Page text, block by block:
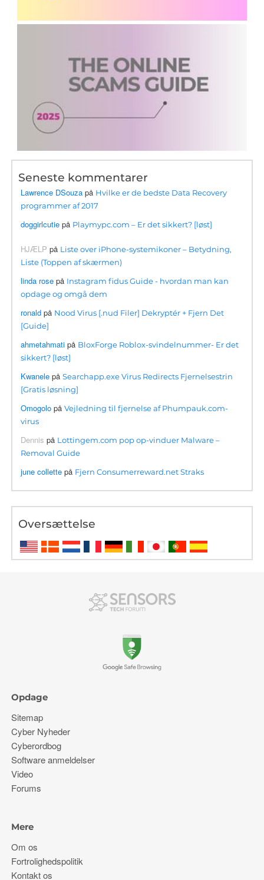
Seneste kommentarer
Lawrence DSouza på Hvilke er de bedste Data Recovery
programmer af 2017
doggirlcutie på Playmypc.com – Er det sikkert? [løst]
HJÆLP på Liste over iPhone-systemikoner – Betydning,
Liste (Toppen af ​​skærmen)
linda rose på Instagram fidus Guide - hvordan man kan
opdage og omgå dem
ronald på Nood Virus [.nud Filer] Dekryptér + Fjern Det
[Guide]
ahmetahmati på BloxForge Roblox-svindelnummer- Er det
sikkert? [løst]
Kwanele påSearchapp.exe Virus Redirects Fjernelsestrin
[Gratis løsning]
Omogolo påVejledning til fjernelse af Phumpauk.com-
virus
Dennis på Lottingem.com pop op-vinduer Malware –
Removal Guide
june collette på Fjern Consumerreward.net Straks
Oversættelse
Opdage
Sitemap
Cyber ​​Nyheder
Cyberordbog
Software anmeldelser
Video
Forums
Mere
Om os
Fortrolighedspolitik
Kontakt os